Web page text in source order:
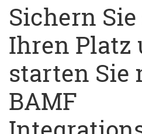
Sichern
Ihren Platz
starten Sie
BAMF